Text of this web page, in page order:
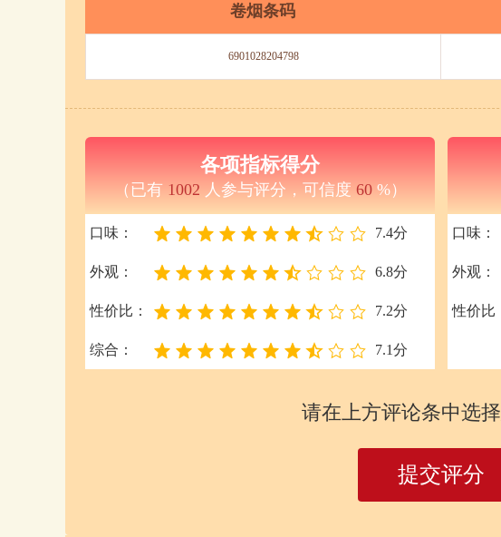
卷烟条码
6901028204798
各项指标得分
（已有 1002 人参与评分，可信度 60%）
口味： 7.4分
外观： 6.8分
性价比： 7.2分
综合： 7.1分
口味：
外观：
性价比
请在上方评论条中选
提交评分